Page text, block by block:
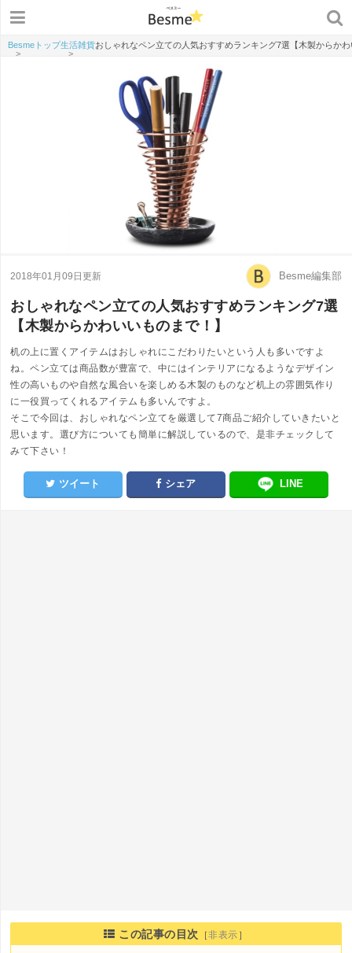
Besmeトップ
>
生活雑貨
>
おしゃれなペン立ての人気おすすめランキング7選【木製からか
2018年01月09日更新 Besme編集部
おしゃれなペン立ての人気おすすめランキング7選
【木製からかわいいものまで！】
机の上に置くアイテムはおしゃれにこだわりたいという人も多いですよ
ね。ペン立ては商品数が豊富で、中にはインテリアになるようなデザイン
性の高いものや自然な風合いを楽しめる木製のものなど机上の雰囲気作り
に一役買ってくれるアイテムも多いんですよ。
そこで今回は、おしゃれなペン立てを厳選して7商品ご紹介していきたいと
思います。選び方についても簡単に解説しているので、是非チェックして
みて下さい！
ツイート シェア LINE
この記事の目次 ［非表示 ］